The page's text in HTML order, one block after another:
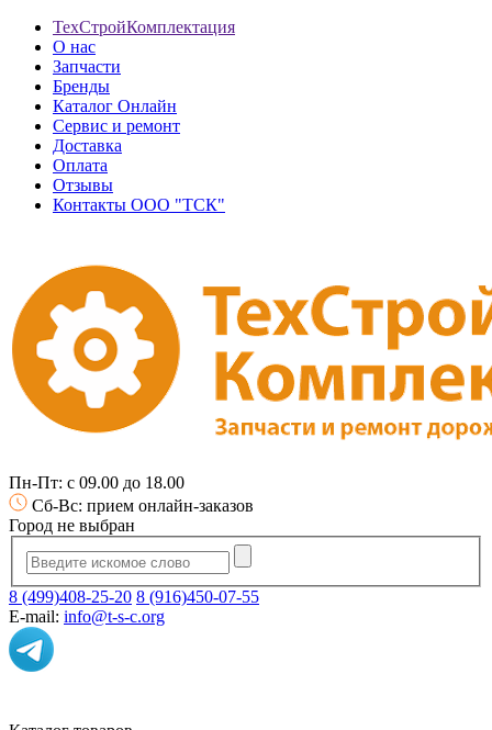
ТехСтройКомплектация
О нас
Запчасти
Бренды
Каталог Онлайн
Сервис и ремонт
Доставка
Оплата
Отзывы
Контакты ООО "ТСК"
Пн-Пт: с 09.00 до 18.00
Сб-Вс: прием онлайн-заказов
Город не выбран
8 (499)408-25-20 8 (916)450-07-55
E-mail: info@t-s-c.org